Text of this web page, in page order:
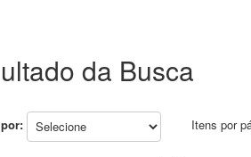
da Busca
Itens por